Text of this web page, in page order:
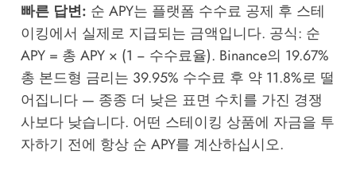
빠른 답변: 순 APY는 플랫폼 수수료 공제 후 스테
이킹에서 실제로 지급되는 금액입니다. 공식: 순
APY = 총 APY × (1 − 수수료율). Binance의 19.67%
총 본드형 금리는 39.95% 수수료 후 약 11.8%로 떨
어집니다 — 종종 더 낮은 표면 수치를 가진 경쟁
사보다 낮습니다. 어떤 스테이킹 상품에 자금을 투
자하기 전에 항상 순 APY를 계산하십시오.